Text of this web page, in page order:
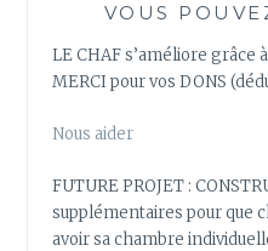
VOUS
LE CHAF s’améliore grâce
MERCI pour vos DONS
Nous aider
FUTURE PROJET :
supplémentaires pour que
avoir sa chambre